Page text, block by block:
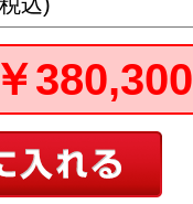
￥380,300